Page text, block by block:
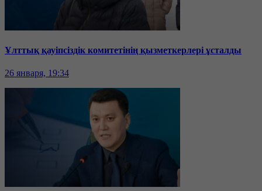
Ұлттық қауіпсіздік комитетінің қызметкерлері ұсталды
26 января, 19:34